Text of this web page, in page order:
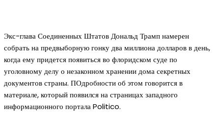
Экс-глава Соединенных Штатов Дональд Трамп намерен
собрать на предвыборную гонку два миллиона долларов в день,
когда ему придется появиться во флоридском суде по
уголовному делу о незаконном хранении дома секретных
документов страны. ПОдробности об этом говорится в
материале, который появился на страницах западного
информационного портала Politico.